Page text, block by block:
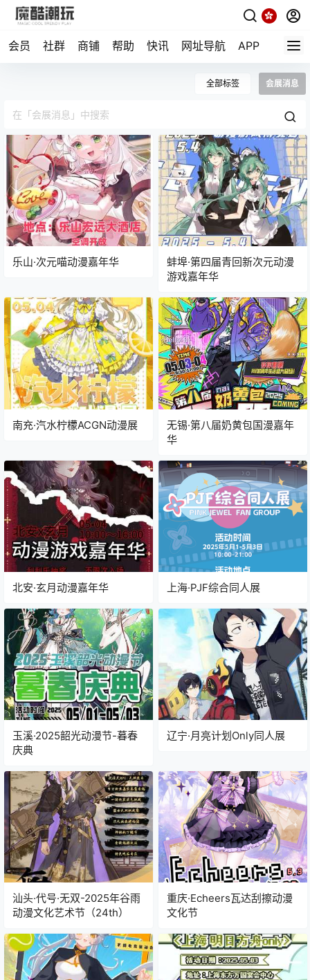
会员 社群 商铺 帮助 快讯 网址导航 APP 随机
全部标签 会展消息
乐山·次元喵动漫嘉年华
蚌埠·第四届青回新次元动漫
游戏嘉年华
南充·汽水柠檬ACGN动漫展
无锡·第八届奶黄包国漫嘉年
华
北安·玄月动漫嘉年华 上海·PJF综合同人展
玉溪·2025韶光动漫节-暮春
庆典
辽宁·月亮计划Only同人展
汕头·代号·无双-2025年谷雨
动漫文化艺术节（24th）
重庆·Echeers瓦达刮擦动漫
文化节